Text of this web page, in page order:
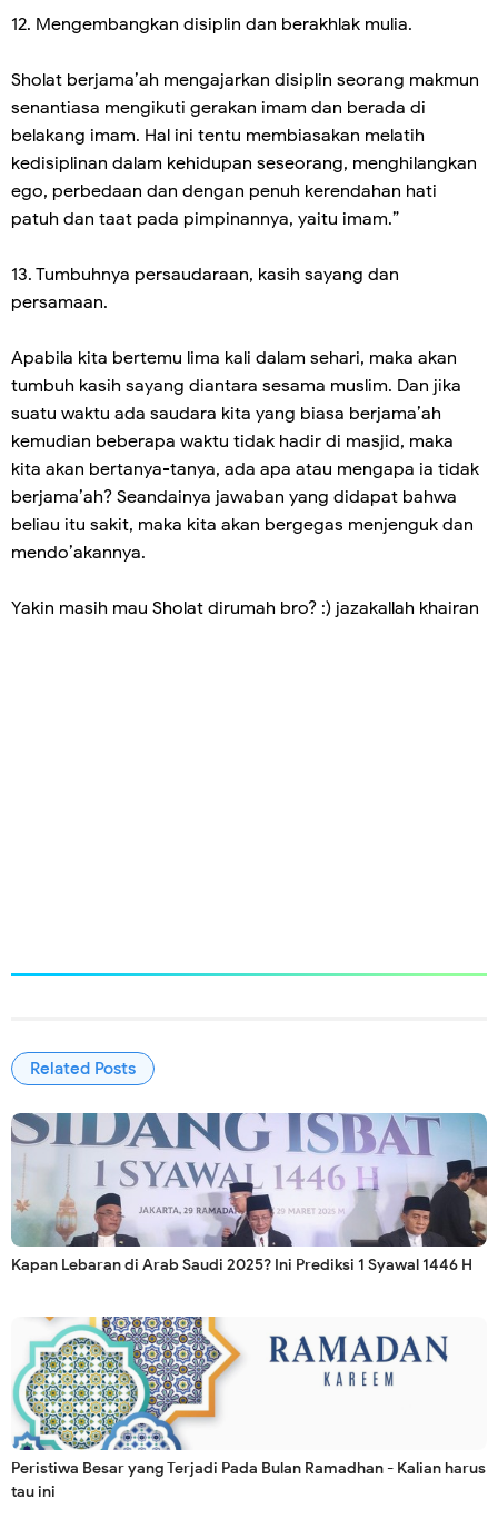
12. Mengembangkan disiplin dan berakhlak mulia.
Sholat berjama’ah mengajarkan disiplin seorang makmun
senantiasa mengikuti gerakan imam dan berada di
belakang imam. Hal ini tentu membiasakan melatih
kedisiplinan dalam kehidupan seseorang, menghilangkan
ego, perbedaan dan dengan penuh kerendahan hati
patuh dan taat pada pimpinannya, yaitu imam.”
13. Tumbuhnya persaudaraan, kasih sayang dan
persamaan.
Apabila kita bertemu lima kali dalam sehari, maka akan
tumbuh kasih sayang diantara sesama muslim. Dan jika
suatu waktu ada saudara kita yang biasa berjama’ah
kemudian beberapa waktu tidak hadir di masjid, maka
kita akan bertanya-tanya, ada apa atau mengapa ia tidak
berjama’ah? Seandainya jawaban yang didapat bahwa
beliau itu sakit, maka kita akan bergegas menjenguk dan
mendo’akannya.
Yakin masih mau Sholat dirumah bro? :) jazakallah khairan
Related Posts
Kapan Lebaran di Arab Saudi 2025? Ini Prediksi 1 Syawal 1446 H
Peristiwa Besar yang Terjadi Pada Bulan Ramadhan - Kalian harus
tau ini